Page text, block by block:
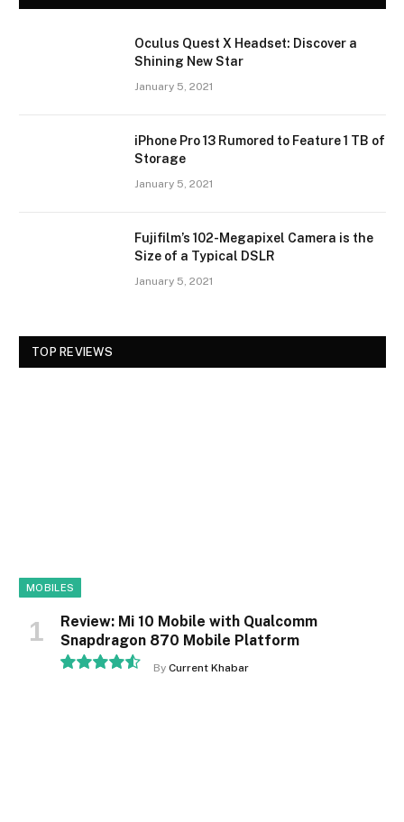
Oculus Quest X Headset: Discover a
Shining New Star
January 5, 2021
iPhone Pro 13 Rumored to Feature 1 TB of
Storage
January 5, 2021
Fujifilm’s 102-Megapixel Camera is the
Size of a Typical DSLR
January 5, 2021
TOP REVIEWS
MOBILES
Review: Mi 10 Mobile with Qualcomm
Snapdragon 870 Mobile Platform
By Current Khabar